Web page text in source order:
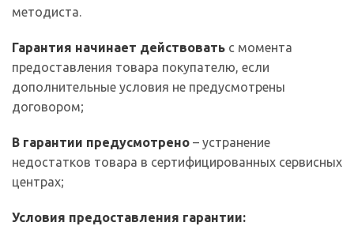
методиста.
Гарантия начинает действовать с момента
предоставления товара покупателю, если
дополнительные условия не предусмотрены
договором;
В гарантии предусмотрено – устранение
недостатков товара в сертифицированных сервисных
центрах;
Условия предоставления гарантии: